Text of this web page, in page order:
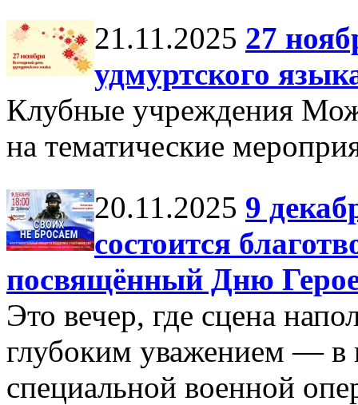
21.11.2025 27
удмуртского
Клубные учреждения
на тематические
20.11.2025 9
состоится
посвящённый Дню
Это вечер, где сцена
глубоким уважением — в
специальной военной